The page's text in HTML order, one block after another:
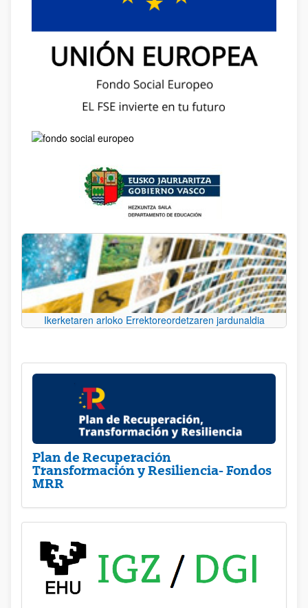
Ikerketaren arloko Errektoreordetzaren jardunaldia
Plan de Recuperación
Transformación y Resiliencia- Fondos
MRR